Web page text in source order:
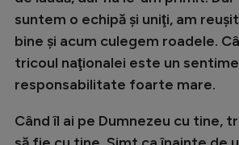
suntem o echipă şi uniţi, am
bine şi acum culegem roadele.
tricoul naţionalei este un
responsabilitate foarte mare.
Când îl ai pe Dumnezeu cu tine,